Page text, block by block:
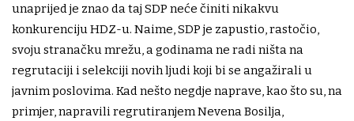
unaprijed je znao da taj SDP neće činiti nikakvu
konkurenciju HDZ-u. Naime, SDP je zapustio, rastočio,
svoju stranačku mrežu, a godinama ne radi ništa na
regrutaciji i selekciji novih ljudi koji bi se angažirali u
javnim poslovima. Kad nešto negdje naprave, kao što su, na
primjer, napravili regrutiranjem Nevena Bosilja,